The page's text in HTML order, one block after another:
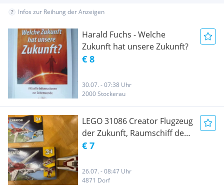
Infos zur Reihung der Anzeigen
Harald Fuchs - Welche
Zukunft hat unsere Zukunft?
€ 8
30.07. - 07:38 Uhr
2000 Stockerau
LEGO 31086 Creator Flugzeug
der Zukunft, Raumschiff der
Zukunft oder Roboter der
€ 7
26.07. - 08:47 Uhr
4871 Dorf